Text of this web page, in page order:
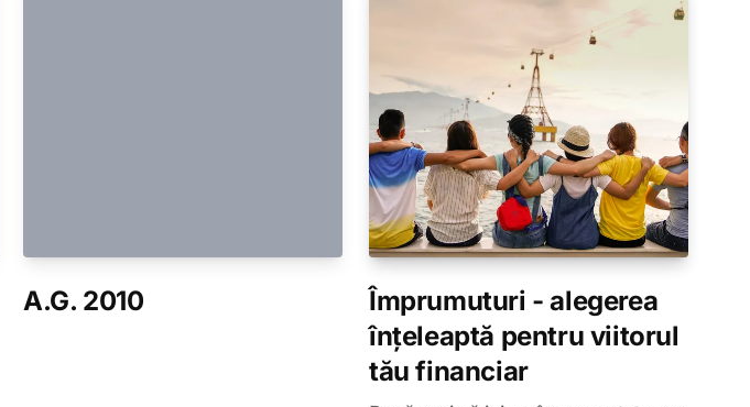
A.G. 2010
Împrumuturi - alegerea
înțeleaptă pentru viitorul
tău financiar